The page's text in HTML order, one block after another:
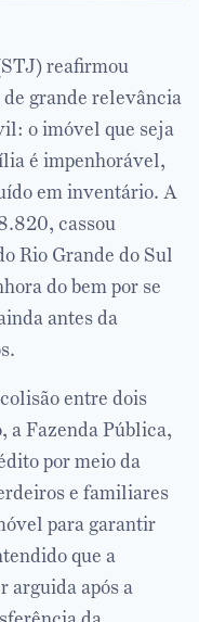
reafirmou
grande relevância
o imóvel que seja
é impenhorável,
em inventário. A
cassou
Rio Grande do Sul
do bem por se
antes da
entre dois
a Fazenda Pública,
por meio da
e familiares
para garantir
que a
arguida após a